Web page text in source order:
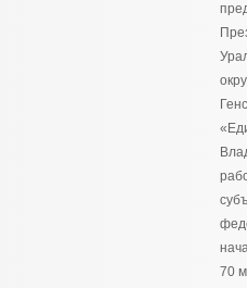
70